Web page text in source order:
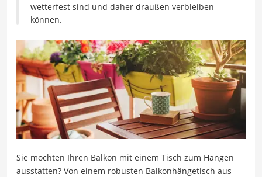
wetterfest sind und daher draußen verbleiben
können.
Sie möchten Ihren Balkon mit einem Tisch zum Hängen
ausstatten? Von einem robusten Balkonhängetisch aus